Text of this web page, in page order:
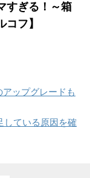
すぎる！～箱
フ】
ップグレードも
している原因を確